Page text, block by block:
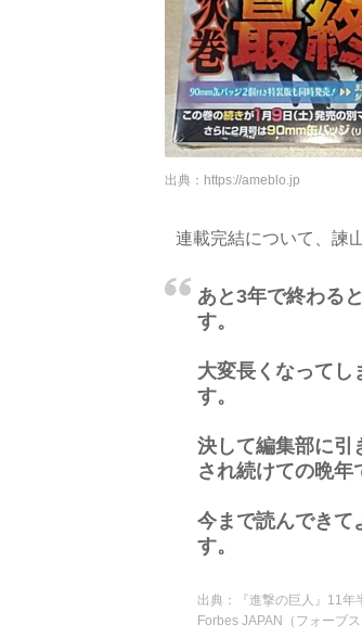
出典： https://ameblo.jp
連載完結について、諫
あと3年で終わる
す。
大変長くなってし
す。
決して編集部に引
され続けての晩年
今まで読んできて
す。
出典：
『進撃の巨人』11
Forbes JAPAN（フォーブス